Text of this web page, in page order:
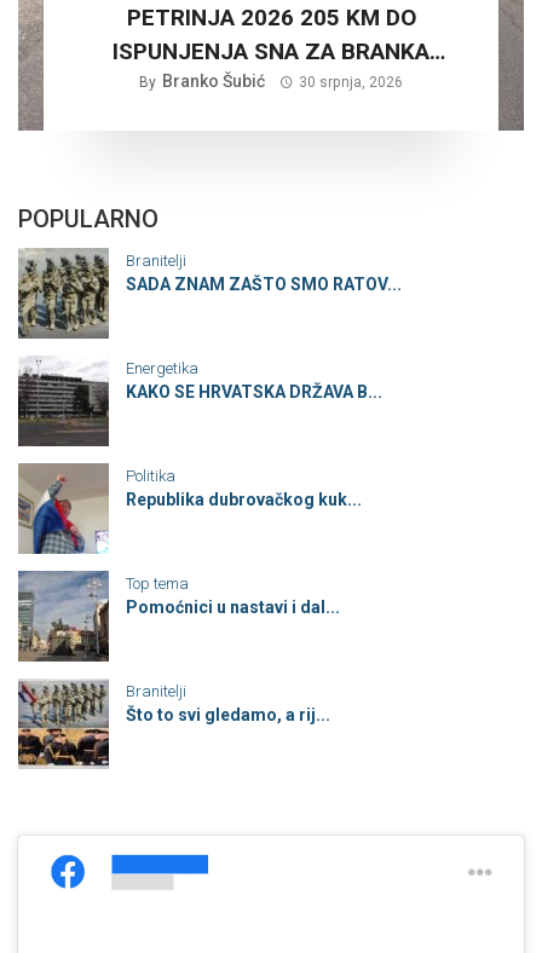
PETRINJA 2026 205 KM DO
ISPUNJENJA SNA ZA BRANKA
ŠUBIĆA…
By Branko Šubić 30 srpnja, 2026
POPULARNO
Branitelji
SADA ZNAM ZAŠTO SMO RATOV...
Energetika
KAKO SE HRVATSKA DRŽAVA B...
Politika
Republika dubrovačkog kuk...
Top tema
Pomoćnici u nastavi i dal...
Branitelji
Što to svi gledamo, a rij...